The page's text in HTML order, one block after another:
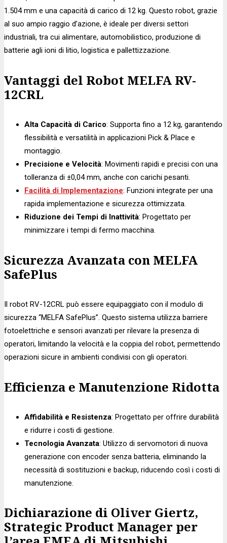
1.504 mm e una capacità di carico di 12 kg. Questo robot, grazie
al suo ampio raggio d’azione, è ideale per diversi settori
industriali, tra cui alimentare, automobilistico, produzione di
batterie agli ioni di litio, logistica e pallettizzazione.
Vantaggi del Robot MELFA RV-
12CRL
Alta Capacità di Carico: Supporta fino a 12 kg, garantendo
flessibilità e versatilità in applicazioni Pick & Place e
montaggio.
Precisione e Velocità: Movimenti rapidi e precisi con una
tolleranza di ±0,04 mm, anche con carichi pesanti.
Facilità di Implementazione: Funzioni integrate per una
rapida implementazione e sicurezza ottimizzata.
Riduzione dei Tempi di Inattività: Progettato per
minimizzare i tempi di fermo macchina.
Sicurezza Avanzata con MELFA
SafePlus
Il robot RV-12CRL può essere equipaggiato con il modulo di
sicurezza “MELFA SafePlus”. Questo sistema utilizza barriere
fotoelettriche e sensori avanzati per rilevare la presenza di
operatori, limitando la velocità e la coppia del robot, permettendo
operazioni sicure in ambienti condivisi con gli operatori.
Efficienza e Manutenzione Ridotta
Affidabilità e Resistenza: Progettato per offrire durabilità
e ridurre i costi di gestione.
Tecnologia Avanzata: Utilizzo di servomotori di nuova
generazione con encoder senza batteria, eliminando la
necessità di sostituzioni e backup, riducendo così i costi di
manutenzione.
Dichiarazione di Oliver Giertz,
Strategic Product Manager per